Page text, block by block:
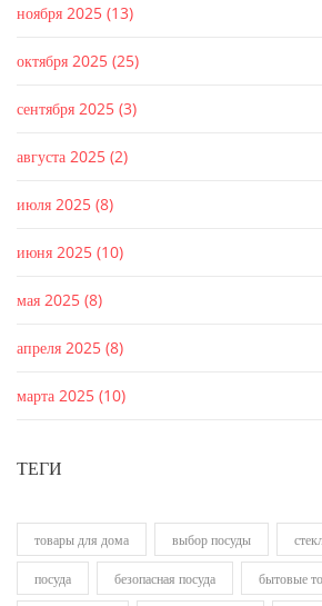
ноября 2025 (13)
октября 2025 (25)
сентября 2025 (3)
августа 2025 (2)
июля 2025 (8)
июня 2025 (10)
мая 2025 (8)
апреля 2025 (8)
марта 2025 (10)
ТЕГИ
товары для дома выбор посуды
посуда безопасная посуда бытовые